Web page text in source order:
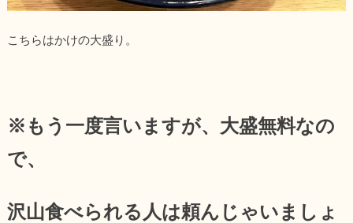
こちらはかけの大盛り。
※もう一度言いますが、大盛無料なの
で、
沢山食べられる人は頼んじゃいましょ